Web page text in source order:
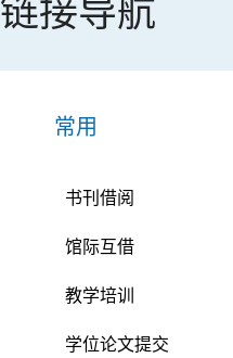
常用
书刊借阅
馆际互借
教学培训
学位论文提交